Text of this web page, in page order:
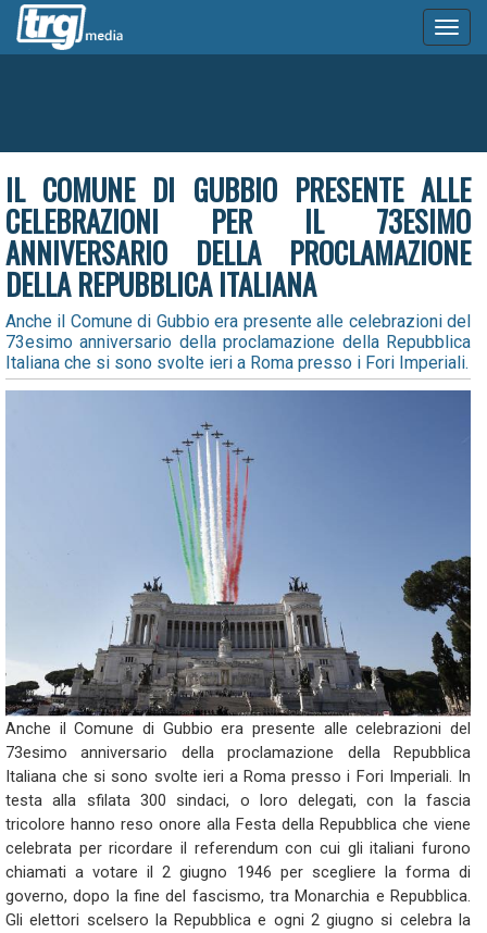
IL COMUNE DI GUBBIO PRESENTE ALLE
CELEBRAZIONI PER IL 73ESIMO
ANNIVERSARIO DELLA PROCLAMAZIONE
DELLA REPUBBLICA ITALIANA
Anche il Comune di Gubbio era presente alle celebrazioni del
73esimo anniversario della proclamazione della Repubblica
Italiana che si sono svolte ieri a Roma presso i Fori Imperiali.
Anche il Comune di Gubbio era presente alle celebrazioni del
73esimo anniversario della proclamazione della Repubblica
Italiana che si sono svolte ieri a Roma presso i Fori Imperiali. In
testa alla sfilata 300 sindaci, o loro delegati, con la fascia
tricolore hanno reso onore alla Festa della Repubblica che viene
celebrata per ricordare il referendum con cui gli italiani furono
chiamati a votare il 2 giugno 1946 per scegliere la forma di
governo, dopo la fine del fascismo, tra Monarchia e Repubblica.
Gli elettori scelsero la Repubblica e ogni 2 giugno si celebra la